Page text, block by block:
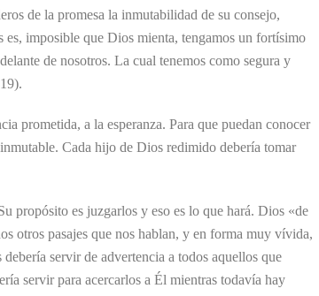
de la promesa la inmutabilidad de su consejo,
es, imposible que Dios mienta, tengamos un fortísimo
de nosotros. La cual tenemos como segura y
prometida, a la esperanza. Para que puedan conocer
Cada hijo de Dios redimido debería tomar
propósito es juzgarlos y eso es lo que hará. Dios «de
otros pasajes que nos hablan, y en forma muy vívida,
servir de advertencia a todos aquellos que
servir para acercarlos a Él mientras todavía hay